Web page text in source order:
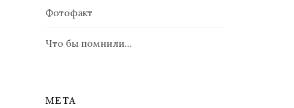
Фотофакт
Что бы помнили…
МЕТА